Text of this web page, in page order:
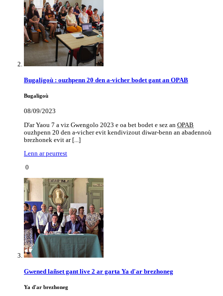
Bugaligoù : ouzhpenn 20 den a-vicher bodet gant an OPAB
Bugaligoù
08/09/2023
D'ar Yaou 7 a viz Gwengolo 2023 e oa bet bodet e sez an OPAB
ouzhpenn 20 den a-vicher evit kendivizout diwar-benn an abadennoù
brezhonek evit ar [...]
Lenn ar peurrest
0
Gwened lañset gant live 2 ar garta Ya d'ar brezhoneg
Ya d'ar brezhoneg